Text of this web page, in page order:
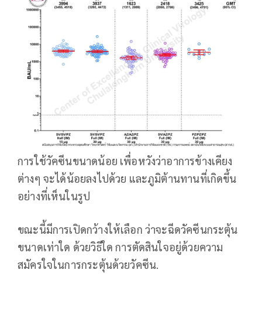
การใช้วัคซีนขนาดน้อย เพื่อหวังว่าอาการข้างเคียง
ต่างๆ จะได้น้อยลงไปด้วย และภูมิต้านทานที่เกิดขึ้น
อย่างที่เห็นในรูป
ขณะนี้มีการเปิดกว้างให้เลือก ว่าจะฉีดวัคซีนกระตุ้น
ขนาดเท่าใด ด้วยวิธีใด การตัดสินใจอยู่ด้วยความ
สมัครใจในการกระตุ้นด้วยวัคซีน.